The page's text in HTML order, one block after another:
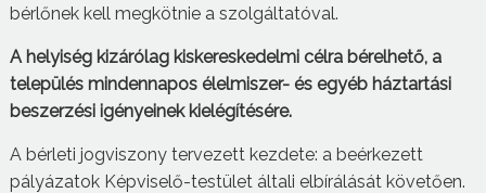
bérlőnek kell megkötnie a szolgáltatóval.
A helyiség kizárólag kiskereskedelmi célra bérelhető, a
település mindennapos élelmiszer- és egyéb háztartási
beszerzési igényeinek kielégítésére.
A bérleti jogviszony tervezett kezdete: a beérkezett
pályázatok Képviselő-testület általi elbírálását követően.